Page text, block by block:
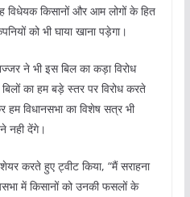
विधेयक किसानों और आम लोगों के हित
को भी घाया खाना पड़ेगा।
ने भी इस बिल का कड़ा विरोध
का हम बड़े स्तर पर विरोध करते
विधानसभा का विशेष सत्र भी
नही देंगे।
करते हुए ट्वीट किया, “मैं सराहना
में किसानों को उनकी फसलों के